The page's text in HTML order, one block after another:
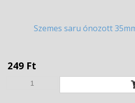
Szemes saru ónozott
249 Ft